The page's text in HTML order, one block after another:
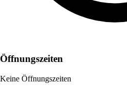
Öffnungszeiten
Keine Öffnungszeiten